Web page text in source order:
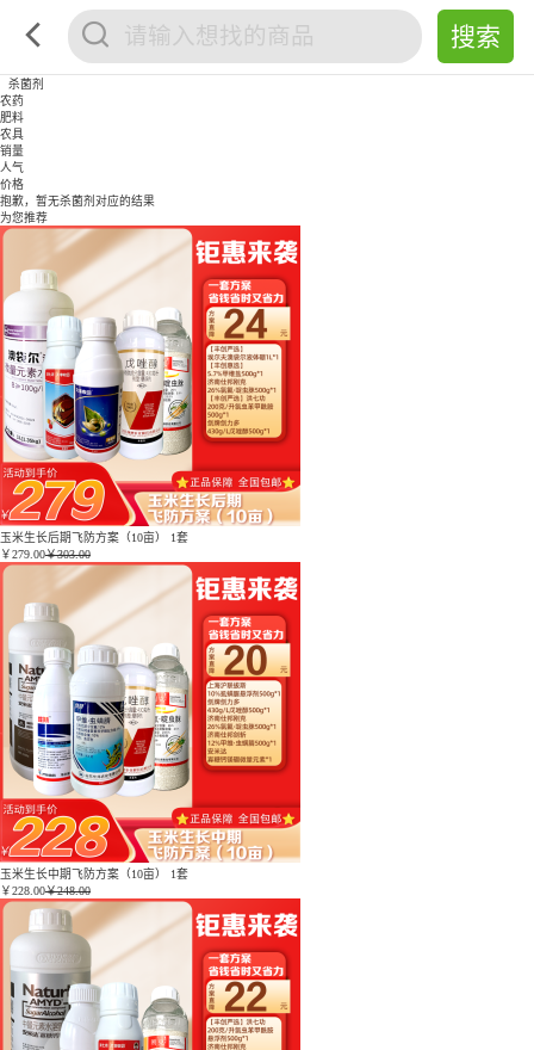
杀菌剂
农药
肥料
农具
销量
人气
价格
抱歉，暂无杀菌剂对应的结果
为您推荐
玉米生长后期飞防方案（10亩） 1套
￥279.00￥303.00
玉米生长中期飞防方案（10亩） 1套
￥228.00￥248.00